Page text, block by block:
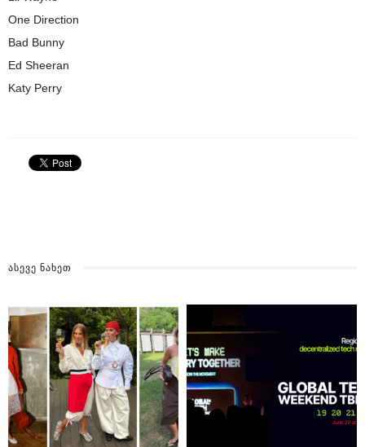
One Direction
Bad Bunny
Ed Sheeran
Katy Perry
ᲐᲡᲔᲕᲔ ᲜᲐᲮᲔᲗ